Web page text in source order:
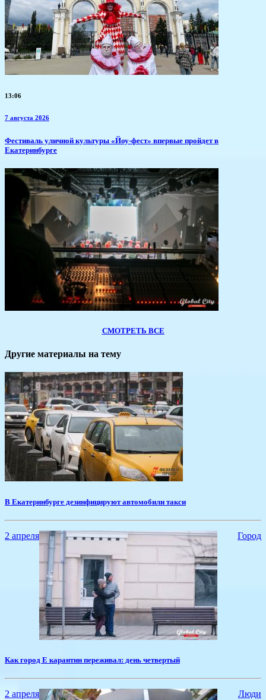
13:06
7 августа 2026
​Фестиваль уличной культуры «Йоу-фест» впервые пройдет в
Екатеринбурге
СМОТРЕТЬ ВСЕ
Другие материалы на тему
В Екатеринбурге дезинфицируют автомобили такси
2 апреля Город
Как город Е карантин переживал: день четвертый
2 апреля Люди